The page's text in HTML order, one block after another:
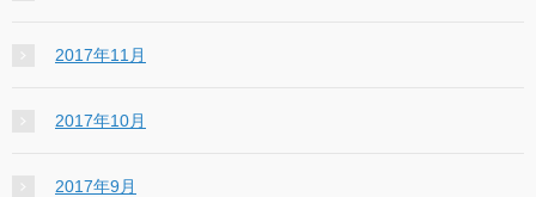
2017年11月
2017年10月
2017年9月